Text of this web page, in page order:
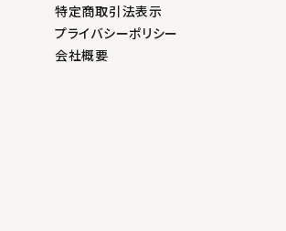
特定商取引法表示
プライバシーポリシー
会社概要